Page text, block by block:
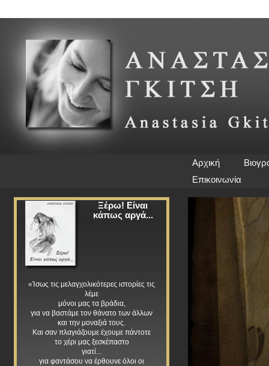
Αρχική
Επικοινωνία
Ξέρω! Είναι
κάπως αργά...
«Ίσως τις μελαγχολικότερες ιστορίες τις
λέμε
μόνοι μας τα βράδια,
για να βαστάμε τον θάνατο των άλλων
και την μοναξιά τους.
Και σαν πλαγιάζουμε έχουμε πάντοτε
το χέρι μας ξεσκέπαστο
γιατί...
για φαντάσου να έρθουνε όλοι οι